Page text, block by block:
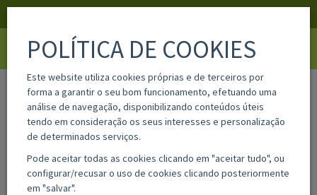
home sa822565512
POLÍTICA DE COOKIES
Este website utiliza cookies próprias e de terceiros por
forma a garantir o seu bom funcionamento, efetuando uma
análise de navegação, disponibilizando conteúdos úteis
tendo em consideração os seus interesses e personalização
de determinados serviços.
Pode aceitar todas as cookies clicando em "aceitar tudo", ou
configurar/recusar o uso de cookies clicando posteriormente
em "salvar".